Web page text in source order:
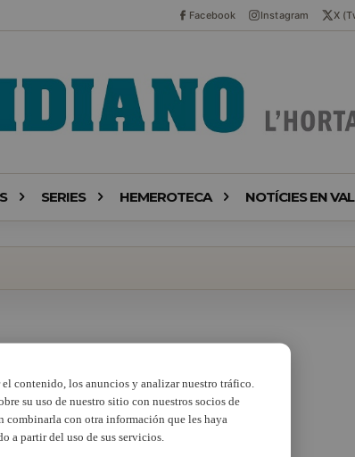
Facebook Instagram X
SERIES HEMEROTECA NOTÍCIES EN
contenido, los anuncios y analizar nuestro tráfico.
su uso de nuestro sitio con nuestros socios de
con otra información que les haya
a partir del uso de sus servicios.